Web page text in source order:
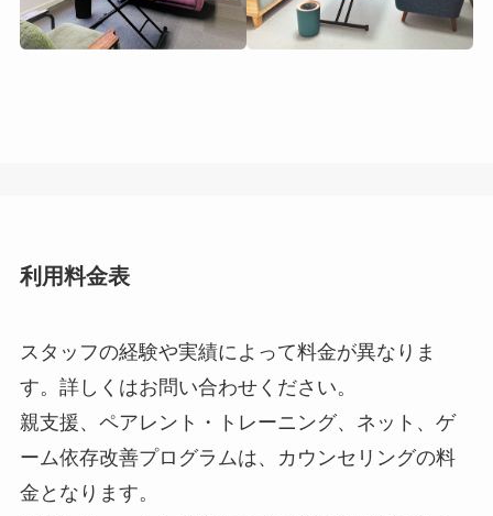
利用料金表
スタッフの経験や実績によって料金が異なりま
す。詳しくはお問い合わせください。
親支援、ペアレント・トレーニング、ネット、ゲ
ーム依存改善プログラムは、カウンセリングの料
金となります。